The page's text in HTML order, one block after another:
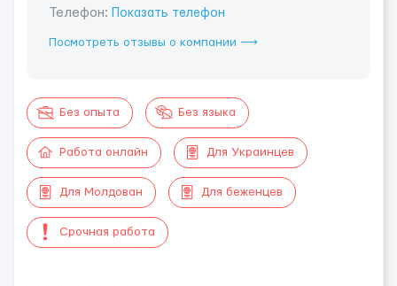
Телефон: Показать телефон
Посмотреть отзывы о компании ⟶
Без опыта Без языка
Работа онлайн Для Украинцев
Для Молдован Для беженцев
Срочная работа